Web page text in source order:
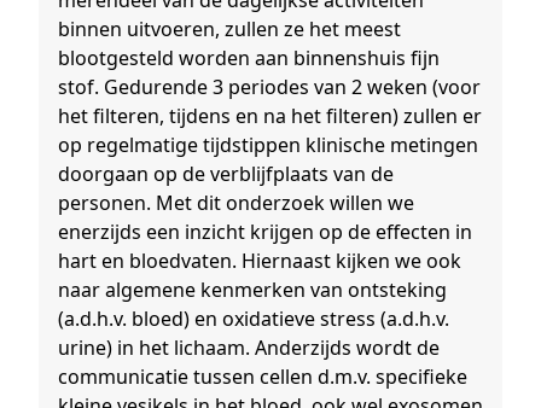
binnen uitvoeren, zullen ze het meest
blootgesteld worden aan binnenshuis fijn
stof. Gedurende 3 periodes van 2 weken (voor
het filteren, tijdens en na het filteren) zullen er
op regelmatige tijdstippen klinische metingen
doorgaan op de verblijfplaats van de
personen. Met dit onderzoek willen we
enerzijds een inzicht krijgen op de effecten in
hart en bloedvaten. Hiernaast kijken we ook
naar algemene kenmerken van ontsteking
(a.d.h.v. bloed) en oxidatieve stress (a.d.h.v.
urine) in het lichaam. Anderzijds wordt de
communicatie tussen cellen d.m.v. specifieke